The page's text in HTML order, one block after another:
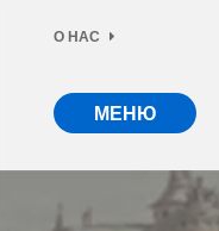
О НАС
МЕНЮ